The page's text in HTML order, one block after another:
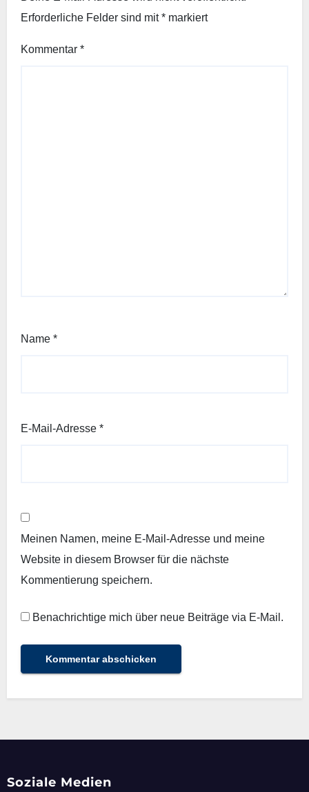
Erforderliche Felder sind mit* markiert
Kommentar *
Name *
E-Mail-Adresse *
Meinen Namen, meine E-Mail-Adresse und meine
Website in diesem Browser für die nächste
Kommentierung speichern.
Benachrichtige mich über neue Beiträge via E-Mail.
Soziale Medien